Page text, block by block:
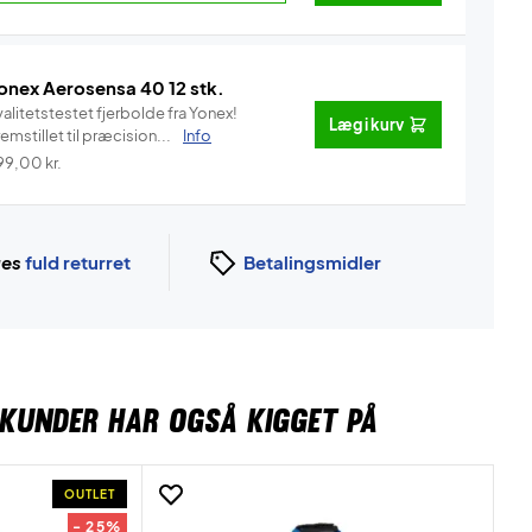
Aerosensa 40 12 stk.
fjerbolde fra Yonex!
til præcision...
Info
kr.
Læg i kurv
fuld returret Betalingsmidler
HAR OGSÅ KIGGET PÅ
OUTLET
- 25%